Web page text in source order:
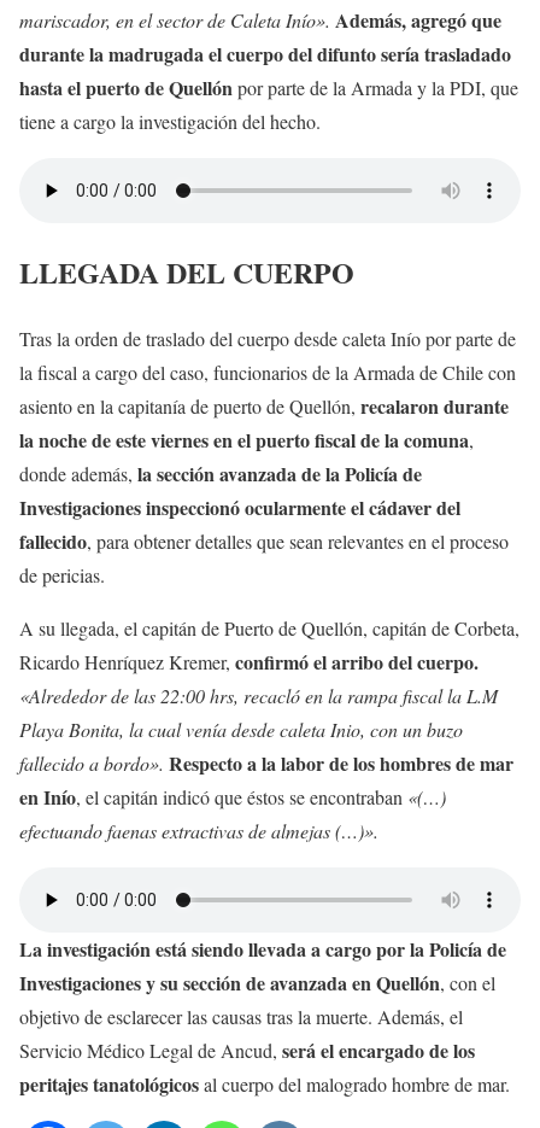
mariscador, en el sector de Caleta Inío». Además, agregó que
durante la madrugada el cuerpo del difunto sería trasladado
hasta el puerto de Quellónpor parte de la Armada y la PDI, que
tiene a cargo la investigación del hecho.
LLEGADA DEL CUERPO
Tras la orden de traslado del cuerpo desde caleta Inío por parte de
la fiscal a cargo del caso, funcionarios de la Armada de Chile con
asiento en la capitanía de puerto de Quellón, recalaron durante
la noche de este viernes en el puerto fiscal de la comuna,
donde además, la sección avanzada de la Policía de
Investigaciones inspeccionó ocularmente el cádaver del
fallecido, para obtener detalles que sean relevantes en el proceso
de pericias.
A su llegada, el capitán de Puerto de Quellón, capitán de Corbeta,
Ricardo Henríquez Kremer, confirmó el arribo del cuerpo.
«Alrededor de las 22:00 hrs, recacló en la rampa fiscal la L.M
Playa Bonita, la cual venía desde caleta Inio, con un buzo
fallecido a bordo». Respecto a la labor de los hombres de mar
en Inío, el capitán indicó que éstos se encontraban «(…)
efectuando faenas extractivas de almejas (…)».
La investigación está siendo llevada a cargo por laPolicía de
Investigaciones y su sección de avanzada en Quellón, con el
objetivo de esclarecer las causas tras la muerte. Además, el
Servicio Médico Legal de Ancud, será el encargado de los
peritajes tanatológicosal cuerpo del malogrado hombre de mar.